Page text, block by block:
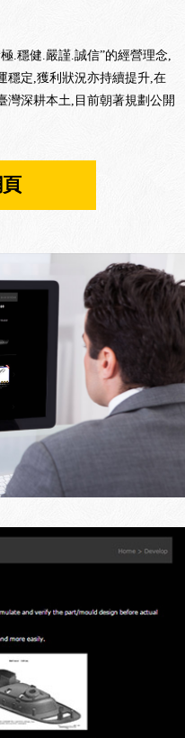
.穩健.嚴謹.誠信”的經營理念,
穩定,獲利狀況亦持續提升,在
灣深耕本土,目前朝著規劃公開